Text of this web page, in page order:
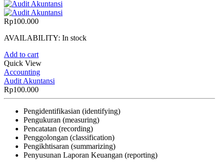
Rp100.000
AVAILABILITY: In stock
Add to cart
Quick View
Accounting
Audit Akuntansi
Rp100.000
Pengidentifikasian (identifying)
Pengukuran (measuring)
Pencatatan (recording)
Penggolongan (classification)
Pengikhtisaran (summarizing)
Penyusunan Laporan Keuangan (reporting)